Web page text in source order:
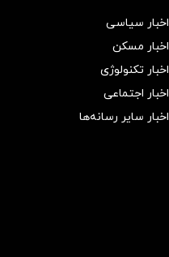
اخبار سیاسی
اخبار مسکن
اخبار تکنولوژی
اخبار اجتماعی
اخبار سایر رسانه‌‌ها